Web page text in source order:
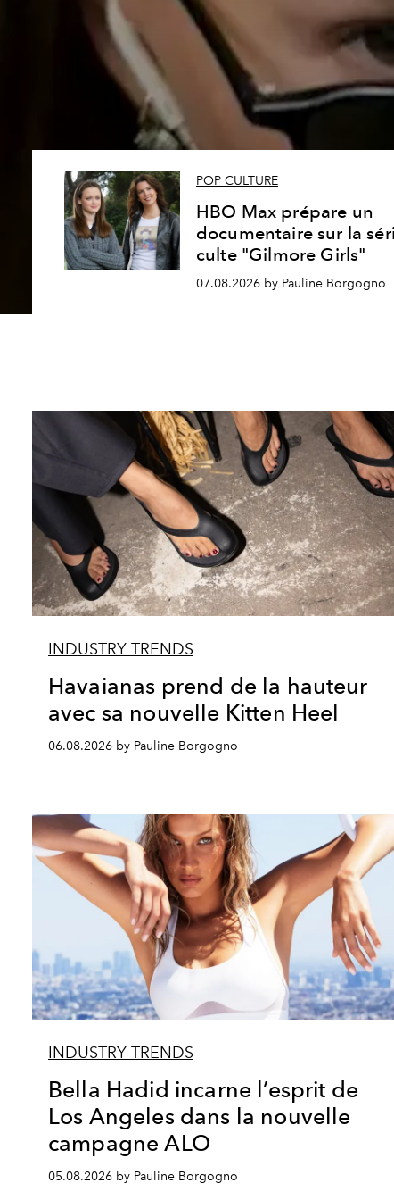
POP CULTURE
HBO Max prépare un
documentaire sur la
culte "Gilmore Girls"
07.08.2026 by Pauline Borgogno
INDUSTRY TRENDS
Havaianas prend de la hauteur
avec sa nouvelle Kitten Heel
06.08.2026 by Pauline Borgogno
INDUSTRY TRENDS
Bella Hadid incarne l’esprit de
Los Angeles dans la nouvelle
campagne ALO
05.08.2026 by Pauline Borgogno